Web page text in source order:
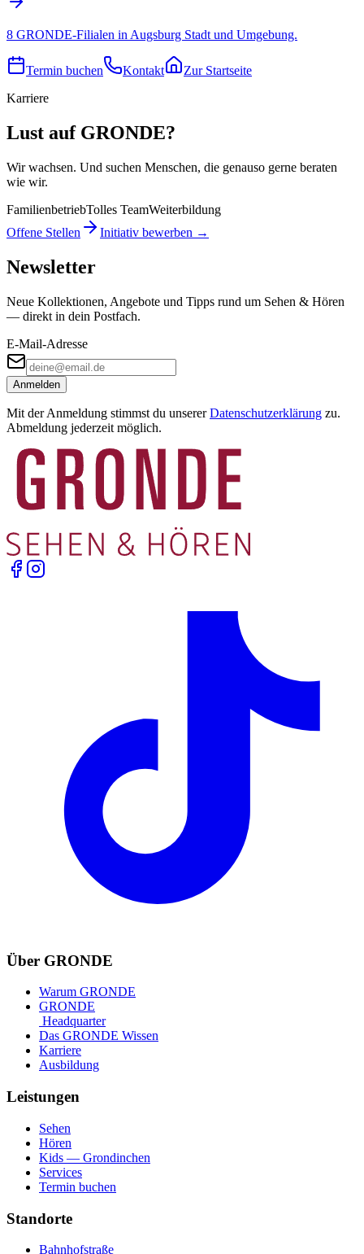
8 GRONDE-Filialen in Augsburg Stadt und Umgebung.
Termin buchen Kontakt
Zur Startseite
Karriere
Lust auf GRONDE?
Wir wachsen. Und suchen Menschen, die genauso gerne beraten
wie wir.
FamilienbetriebTolles TeamWeiterbildung
Offene Stellen
Initiativ bewerben →
Newsletter
Neue Kollektionen, Angebote und Tipps rund um Sehen & Hören
— direkt in dein Postfach.
E-Mail-Adresse
Anmelden
Mit der Anmeldung stimmst du unserer Datenschutzerklärung zu.
Abmeldung jederzeit möglich.
Über GRONDE
Warum GRONDE
GRONDE
Headquarter
Das GRONDE Wissen
Karriere
Ausbildung
Leistungen
Sehen
Hören
Kids — Grondinchen
Services
Termin buchen
Standorte
Bahnhofstraße